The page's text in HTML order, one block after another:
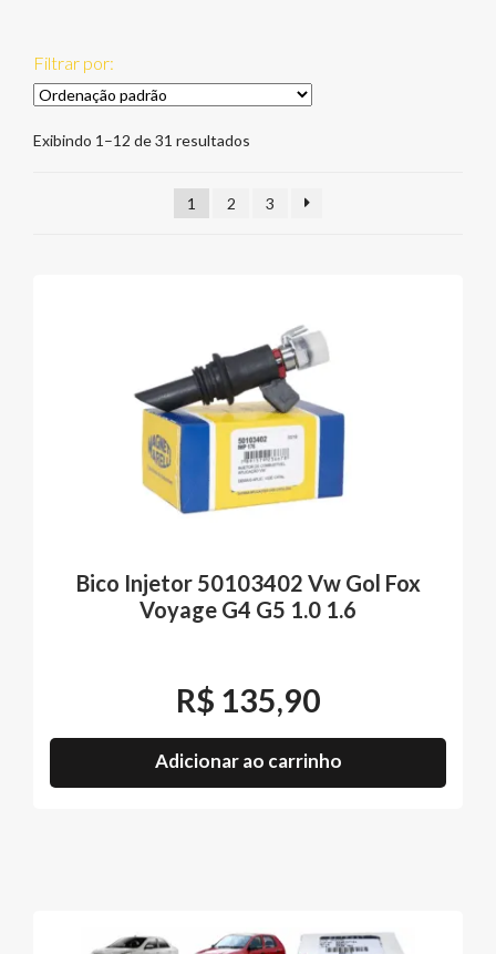
Filtrar por:
Exibindo 1–12 de 31 resultados
1 2 3
Bico Injetor 50103402 Vw Gol Fox
Voyage G4 G5 1.0 1.6
R$ 135,90
Adicionar ao carrinho